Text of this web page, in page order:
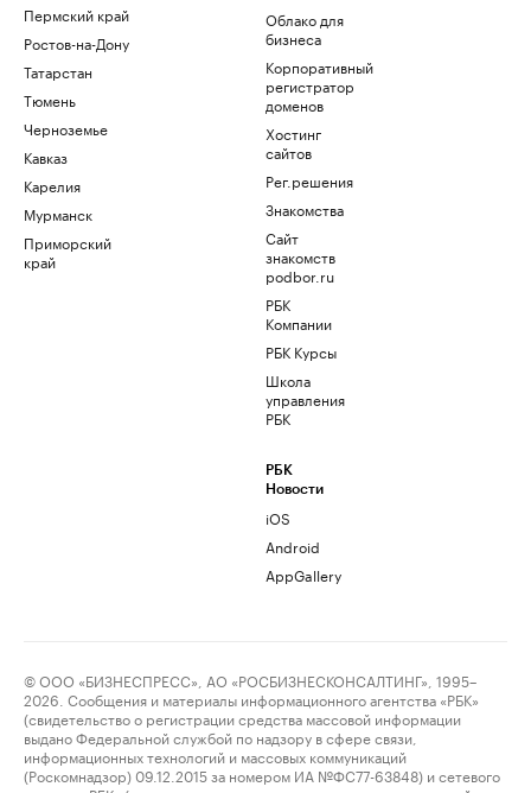
Пермский край
Ростов-на-Дону
Татарстан
Тюмень
Черноземье
Кавказ
Карелия
Мурманск
Приморский
край
Облако для
бизнеса
Корпоративный
регистратор
доменов
Хостинг
сайтов
Рег.решения
Знакомства
Сайт
знакомств
podbor.ru
РБК
Компании
РБК Курсы
Школа
управления
РБК
РБК
Новости
iOS
Android
AppGallery
© ООО «БИЗНЕСПРЕСС», АО «РОСБИЗНЕСКОНСАЛТИНГ», 1995–
2026. Сообщения и материалы информационного агентства «РБК»
(свидетельство о регистрации средства массовой информации
выдано Федеральной службой по надзору в сфере связи,
информационных технологий и массовых коммуникаций
(Роскомнадзор) 09.12.2015 за номером ИА №ФС77-63848) и сетевого